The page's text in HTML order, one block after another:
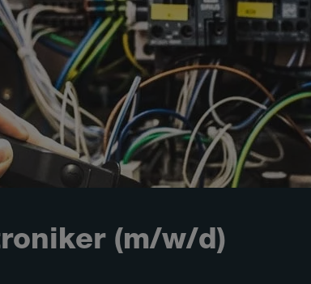
(m/w/d)